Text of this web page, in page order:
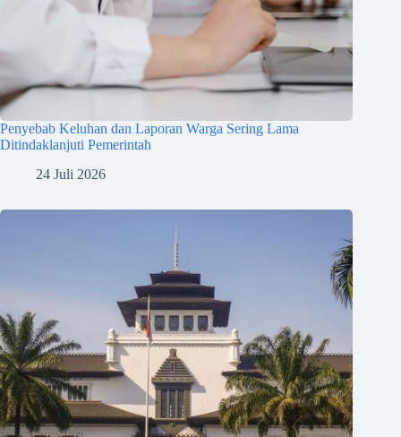
Penyebab Keluhan dan Laporan Warga Sering Lama
Ditindaklanjuti Pemerintah
24 Juli 2026